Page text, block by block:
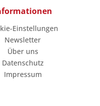
Einstellungen
Newsletter
Über uns
Datenschutz
Impressum